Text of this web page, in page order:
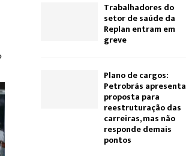
Trabalhadores do
setor de saúde da
Replan entram em
greve
Plano de cargos:
Petrobrás apresenta
proposta para
reestruturação das
carreiras, mas não
responde demais
pontos